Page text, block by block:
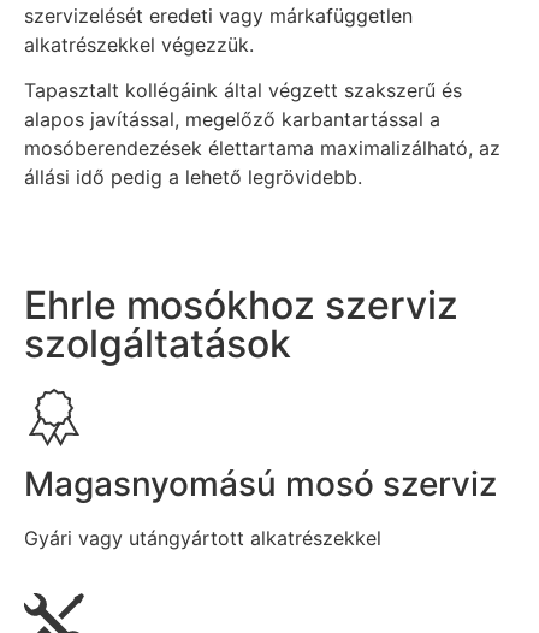
szervizelését eredeti vagy márkafüggetlen
alkatrészekkel végezzük.
Tapasztalt kollégáink által végzett szakszerű és
alapos javítással, megelőző karbantartással a
mosóberendezések élettartama maximalizálható, az
állási idő pedig a lehető legrövidebb.
Ehrle mosókhoz szerviz
szolgáltatások
Magasnyomású mosó szerviz
Gyári vagy utángyártott alkatrészekkel